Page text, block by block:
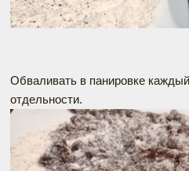
Обваливать в панировке
отдельности.